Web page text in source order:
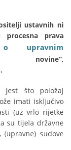
ustavnih ni
prava
o upravnim
jest što položaj
imati isključivo
(uz vrlo rijetke
su tijela državne
sudove